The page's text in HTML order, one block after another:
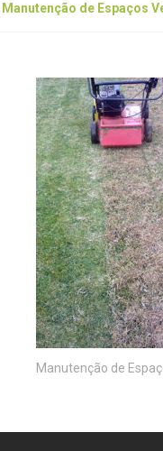
Manutenção de Espaços
Manutenção de